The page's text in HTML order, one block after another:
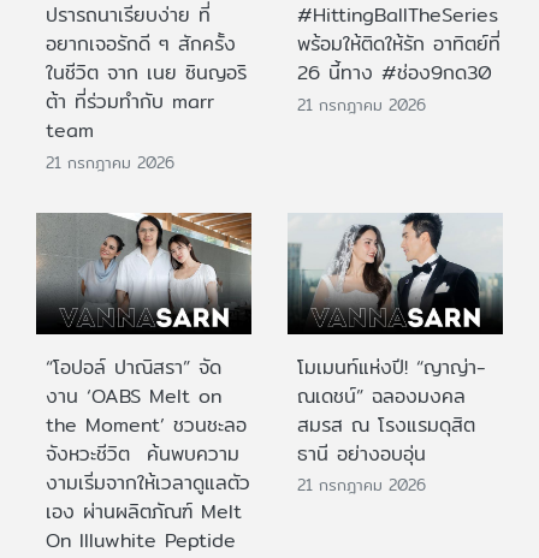
ปรารถนาเรียบง่าย ที่
อยากเจอรักดี ๆ สักครั้ง
ในชีวิต จาก เนย ซินญอริ
ต้า ที่ร่วมทำกับ marr
team
21 กรกฎาคม 2026
#HittingBallTheSeries
พร้อมให้ติดให้รัก อาทิตย์ที่
26 นี้ทาง #ช่อง9กด30
21 กรกฎาคม 2026
“โอปอล์ ปาณิสรา” จัด
งาน ‘OABS Melt on
the Moment’ ชวนชะลอ
จังหวะชีวิต ค้นพบความ
งามเริ่มจากให้เวลาดูแลตัว
เอง ผ่านผลิตภัณฑ์ Melt
On Illuwhite Peptide
โมเมนท์แห่งปี! “ญาญ่า-
ณเดชน์” ฉลองมงคล
สมรส ณ โรงแรมดุสิต
ธานี อย่างอบอุ่น
21 กรกฎาคม 2026